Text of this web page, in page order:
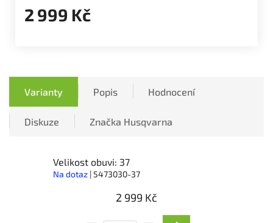
2 999 Kč
Varianty Popis Hodnocení
Diskuze Značka Husqvarna
Velikost obuvi: 37
Na dotaz | 5473030-37
2 999 Kč